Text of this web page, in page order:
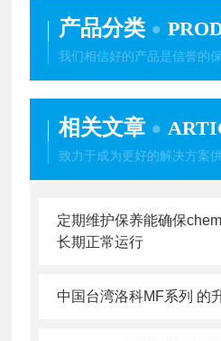
产品分类
我们相信好的产品是信誉的保
相关文章
致力于成为更好的解决方案
定期维护保养能确保
长期正常运行
中国台湾洛科MF系列 的